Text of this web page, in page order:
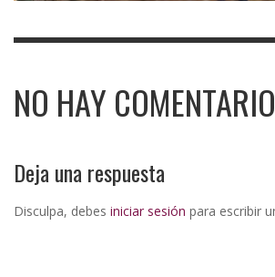
NO HAY
Deja una respuesta
Disculpa, debes iniciar sesión para escribir